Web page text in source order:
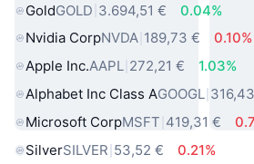
GoldGOLD 3.694,51 €
0.04%
Nvidia CorpNVDA 189,73 €
0.10%
Apple Inc.AAPL 272,21 €
1.03%
Alphabet Inc Class AGOOGL
Microsoft CorpMSFT 419,31 €
SilverSILVER 53,52 €
0.21%